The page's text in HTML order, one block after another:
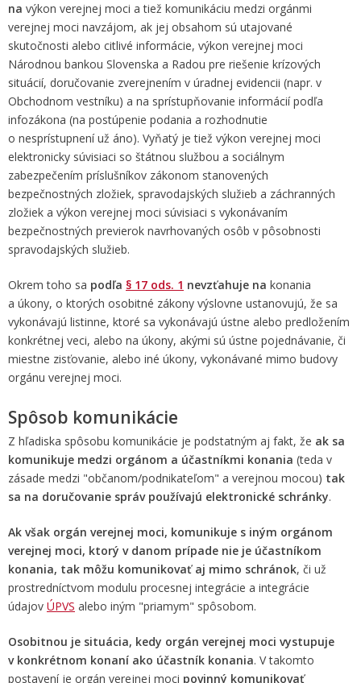
na výkon verejnej moci a tiež komunikáciu medzi orgánmi
verejnej moci navzájom, ak jej obsahom sú utajované
skutočnosti alebo citlivé informácie, výkon verejnej moci
Národnou bankou Slovenska a Radou pre riešenie krízových
situácií, doručovanie zverejnením v úradnej evidencii (napr. v
Obchodnom vestníku) a na sprístupňovanie informácií podľa
infozákona (na postúpenie podania a rozhodnutie
o nesprístupnení už áno). Vyňatý je tiež výkon verejnej moci
elektronicky súvisiaci so štátnou službou a sociálnym
zabezpečením príslušníkov zákonom stanovených
bezpečnostných zložiek, spravodajských služieb a záchranných
zložiek a výkon verejnej moci súvisiaci s vykonávaním
bezpečnostných previerok navrhovaných osôb v pôsobnosti
spravodajských služieb.
Okrem toho sa podľa § 17 ods. 1 nevzťahuje na konania
a úkony, o ktorých osobitné zákony výslovne ustanovujú, že sa
vykonávajú listinne, ktoré sa vykonávajú ústne alebo predložením
konkrétnej veci, alebo na úkony, akými sú ústne pojednávanie, či
miestne zisťovanie, alebo iné úkony, vykonávané mimo budovy
orgánu verejnej moci.
Spôsob komunikácie
Z hľadiska spôsobu komunikácie je podstatným aj fakt, že ak sa
komunikuje medzi orgánom a účastníkmi konania (teda v
zásade medzi "občanom/podnikateľom" a verejnou mocou) tak
sa na doručovanie správ používajú elektronické schránky.
Ak však orgán verejnej moci, komunikuje s iným orgánom
verejnej moci, ktorý v danom prípade nie je účastníkom
konania, tak môžu komunikovať aj mimo schránok, či už
prostredníctvom modulu procesnej integrácie a integrácie
údajov ÚPVS alebo iným "priamym" spôsobom.
Osobitnou je situácia, kedy orgán verejnej moci vystupuje
v konkrétnom konaní ako účastník konania. V takomto
postavení je orgán verejnej moci povinný komunikovať